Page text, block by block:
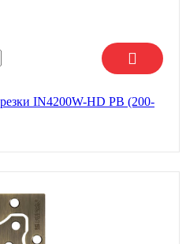
IN4200W-HD PB (200-